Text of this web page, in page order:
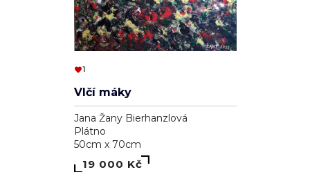
1
Vlčí máky
Jana Žany Bierhanzlová
Plátno
50cm x 70cm
19 000 Kč